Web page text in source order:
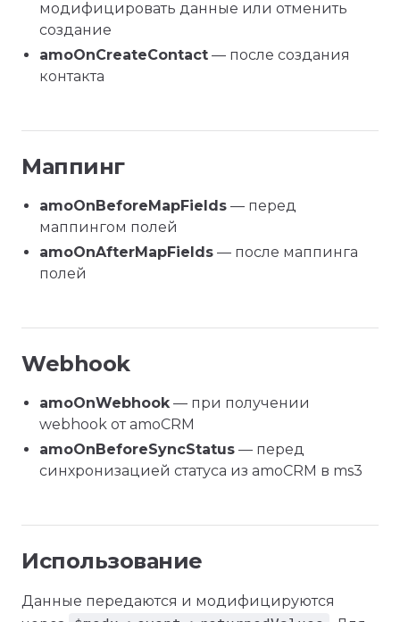
модифицировать данные или отменить
создание
amoOnCreateContact — после создания
контакта
Маппинг
amoOnBeforeMapFields — перед
маппингом полей
amoOnAfterMapFields — после маппинга
полей
Webhook
amoOnWebhook— при получении
webhook от amoCRM
amoOnBeforeSyncStatus — перед
синхронизацией статуса из amoCRM в ms3
Использование
Данные передаются и модифицируются